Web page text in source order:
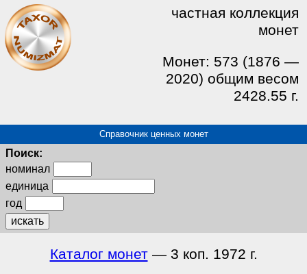
частная коллекция
монет
Монет: 573 (1876 —
2020) общим весом
2428.55 г.
Справочник ценных монет
Поиск:
номинал
единица
год
искать
Каталог монет— 3 коп. 1972 г.